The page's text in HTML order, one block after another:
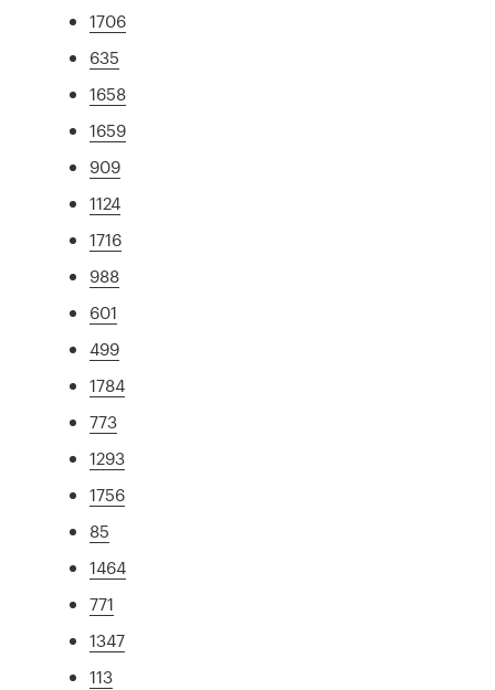
1706
635
1658
1659
909
1124
1716
988
601
499
1784
773
1293
1756
85
1464
771
1347
113